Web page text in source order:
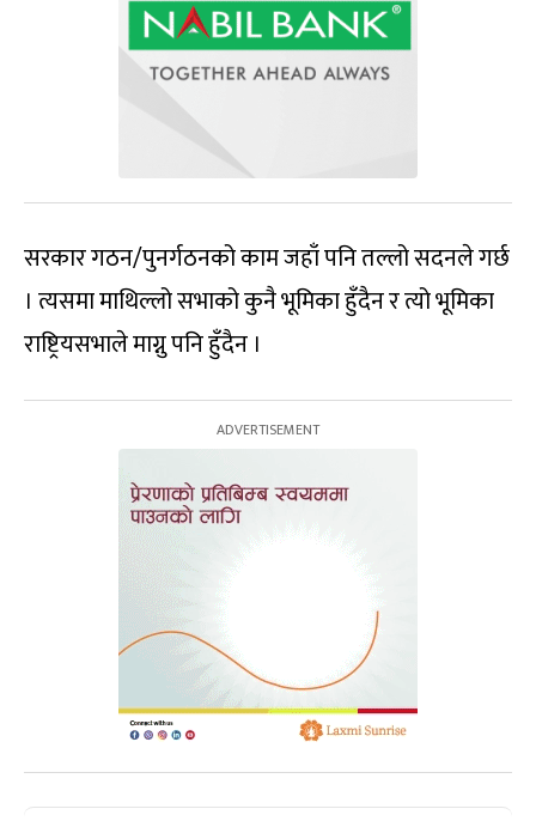
सरकार गठन/पुनर्गठनको काम जहाँ पनि तल्लो सदनले गर्छ
। त्यसमा माथिल्लो सभाको कुनै भूमिका हुँदैन र त्यो भूमिका
राष्ट्रियसभाले माग्नु पनि हुँदैन ।